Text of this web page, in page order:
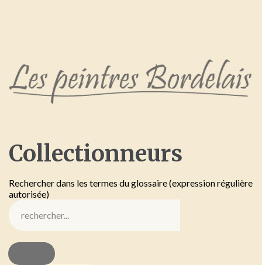
Collectionneurs
Rechercher dans les termes du glossaire (expression régulière
autorisée)